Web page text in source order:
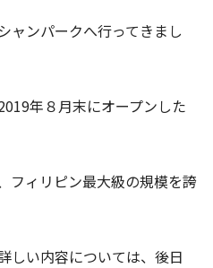
ャンパークへ行ってきまし
年８月末にオープンした
フィリピン最大級の規模を誇
しい内容については、後日